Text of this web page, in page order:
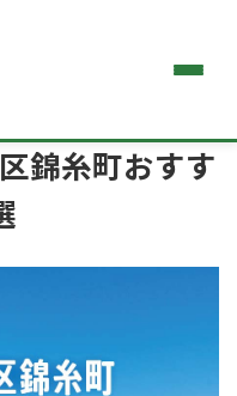
錦糸町おすす